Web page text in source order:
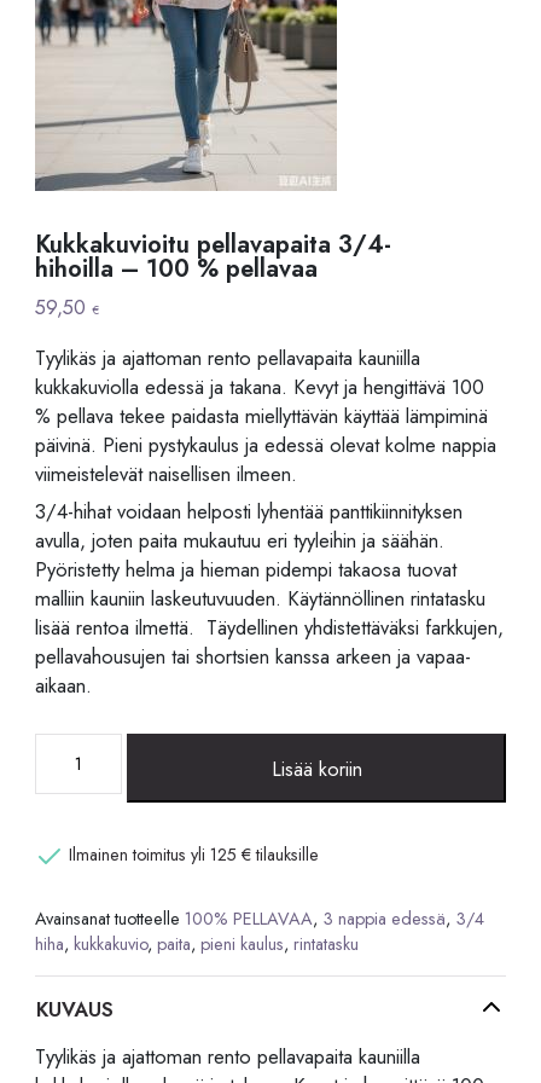
Kukkakuvioitu pellavapaita 3/4-
hihoilla – 100 % pellavaa
59,50€
Tyylikäs ja ajattoman rento pellavapaita kauniilla
kukkakuviolla edessä ja takana. Kevyt ja hengittävä 100
% pellava tekee paidasta miellyttävän käyttää lämpiminä
päivinä. Pieni pystykaulus ja edessä olevat kolme nappia
viimeistelevät naisellisen ilmeen.
3/4-hihat voidaan helposti lyhentää panttikiinnityksen
avulla, joten paita mukautuu eri tyyleihin ja säähän.
Pyöristetty helma ja hieman pidempi takaosa tuovat
malliin kauniin laskeutuvuuden. Käytännöllinen rintatasku
lisää rentoa ilmettä. Täydellinen yhdistettäväksi farkkujen,
pellavahousujen tai shortsien kanssa arkeen ja vapaa-
aikaan.
pellavapaita
–
%
pellavaa
määrä
Lisää koriin
Ilmainen toimitus yli 125 € tilauksille
Avainsanat tuotteelle 100% PELLAVAA, 3 nappia edessä, 3/4
hiha,kukkakuvio,paita,pieni kaulus,rintatasku
KUVAUS
Tyylikäs ja ajattoman rento pellavapaita kauniilla